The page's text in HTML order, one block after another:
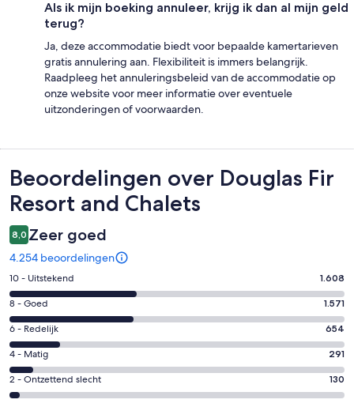
Als ik mijn boeking annuleer, krijg ik dan al mijn geld
terug?
Ja, deze accommodatie biedt voor bepaalde kamertarieven
gratis annulering aan. Flexibiliteit is immers belangrijk.
Raadpleeg het annuleringsbeleid van de accommodatie op
onze website voor meer informatie over eventuele
uitzonderingen of voorwaarden.
Beoordelingen
Beoordelingen over Douglas Fir
Resort and Chalets
8,0 Zeer goed
4.254 beoordelingen
Gastenscore:
10
-
Uitstekend.
1608
van
4254
beoordelingen
10 - Uitstekend 1.608
Gastenscore:
8
-
Goed.
1571
van
8 - Goed 1.571
Gastenscore:
6
-
Redelijk.
654
6 - Redelijk 654
Gastenscore:
4
-
4 - Matig 291
Gastenscore:
2
2 - Ontzettend slecht 130